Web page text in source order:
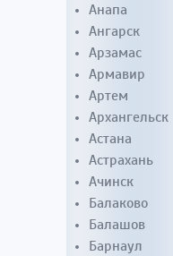
Анапа
Ангарск
Арзамас
Армавир
Артем
Архангельск
Астана
Астрахань
Ачинск
Балаково
Балашов
Барнаул